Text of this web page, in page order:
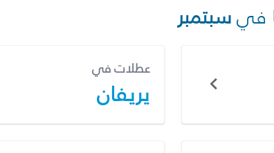
فيسبتمبر
عطلات في
يريفان